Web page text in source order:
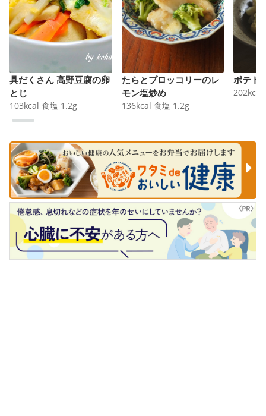
具だくさん 高野豆腐の卵
とじ
103kcal 食塩 1.2g
たらとブロッコリーのレ
モン塩炒め
136kcal 食塩 1.2g
ポテト
202kcal